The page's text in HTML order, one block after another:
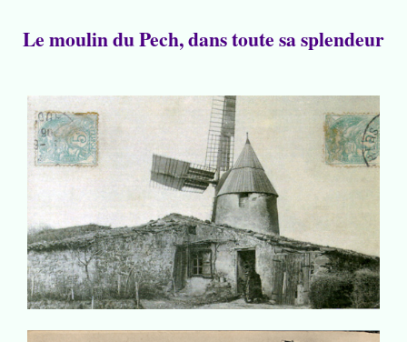
Le moulin du Pech, dans toute sa splendeur